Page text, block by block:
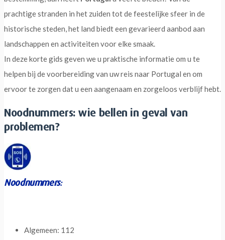
prachtige stranden in het zuiden tot de feestelijke sfeer in de
historische steden, het land biedt een gevarieerd aanbod aan
landschappen en activiteiten voor elke smaak.
In deze korte gids geven we u praktische informatie om u te
helpen bij de voorbereiding van uw reis naar Portugal en om
ervoor te zorgen dat u een aangenaam en zorgeloos verblijf hebt.
Noodnummers: wie bellen in geval van
problemen?
Noodnummers:
Algemeen: 112